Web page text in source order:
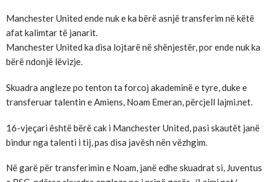
Manchester United ende nuk e ka bërë asnjë transferim në këtë
afat kalimtar të janarit.
Manchester United ka disa lojtarë në shënjestër, por ende nuk ka
bërë ndonjë lëvizje.
Skuadra angleze po tenton ta forcoj akademinë e tyre, duke e
transferuar talentin e Amiens, Noam Emeran, përcjell lajmi.net.
16-vjeçari është bërë cak i Manchester United, pasi skautët janë
bindur nga talenti i tij, pas disa javësh nën vëzhgim.
Në garë për transferimin e Noam, janë edhe skuadrat si, Juventus